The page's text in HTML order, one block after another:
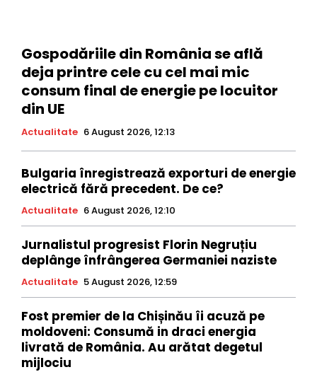
Gospodăriile din România se află
deja printre cele cu cel mai mic
consum final de energie pe locuitor
din UE
Actualitate 6 August 2026, 12:13
Bulgaria înregistrează exporturi de energie
electrică fără precedent. De ce?
Actualitate 6 August 2026, 12:10
Jurnalistul progresist Florin Negruțiu
deplânge înfrângerea Germaniei naziste
Actualitate 5 August 2026, 12:59
Fost premier de la Chișinău îi acuză pe
moldoveni: Consumă in draci energia
livrată de România. Au arătat degetul
mijlociu